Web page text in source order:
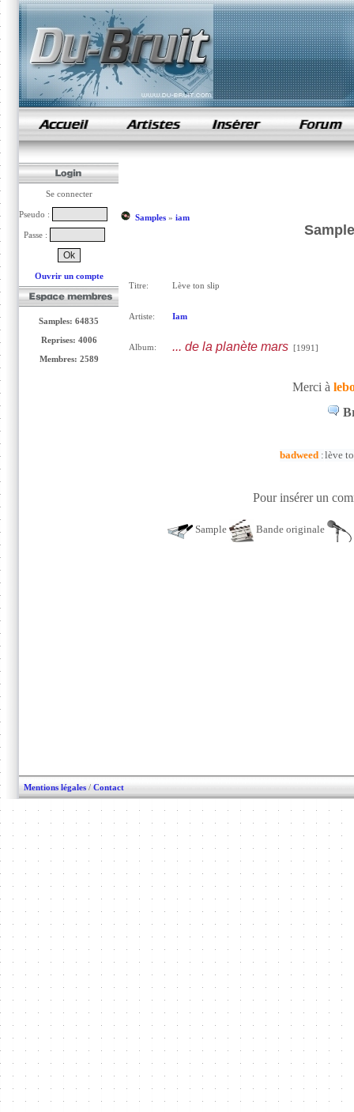
samples de rap
Se connecter
Pseudo :
Passe :
Ouvrir un compte
Samples: 64835
Reprises: 4006
Membres: 2589
Samples» iam
Titre: Lève ton slip
Artiste: Iam
Album: ... de la planète mars[1991]
Merci à
badweed :lève
Pour insérer un
Sample Bande originale
Mentions légales / Contact